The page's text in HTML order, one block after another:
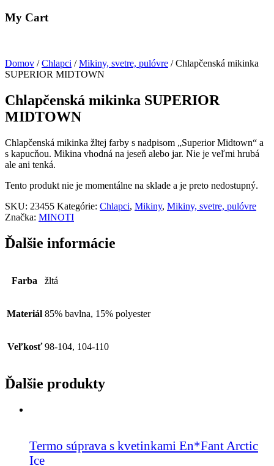
My Cart
Domov /Chlapci /Mikiny, svetre, pulóvre / Chlapčenská mikinka
SUPERIOR MIDTOWN
Chlapčenská mikinka SUPERIOR
MIDTOWN
Chlapčenská mikinka žltej farby s nadpisom „Superior Midtown“ a
s kapucňou. Mikina vhodná na jeseň alebo jar. Nie je veľmi hrubá
ale ani tenká.
Tento produkt nie je momentálne na sklade a je preto nedostupný.
SKU: 23455 Kategórie: Chlapci, Mikiny, Mikiny, svetre, pulóvre
Značka: MINOTI
Ďalšie informácie
Farba žltá
Materiál 85% bavlna, 15% polyester
Veľkosť 98-104, 104-110
Ďalšie produkty
Termo súprava s kvetinkami En*Fant Arctic
Ice